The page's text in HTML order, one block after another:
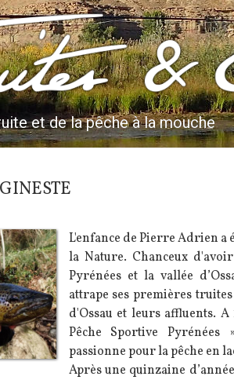
Cie
et de la pêche à la mouche
L'enfance de Pierre Adrien
la Nature. Chanceux
Pyrénées et la vallée
attrape ses premières
d'Ossau et leurs affluents. A
Pêche Sportive Pyrénées
passionne pour la pêche en
Après une quinzaine